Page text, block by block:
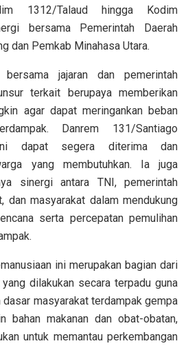
1312/Talaud hingga Kodim
bersama Pemerintah Daerah
dan Pemkab Minahasa Utara.
bersama jajaran dan pemerintah
terkait berupaya memberikan
agar dapat meringankan beban
Danrem 131/Santiago
dapat segera diterima dan
yang membutuhkan. Ia juga
sinergi antara TNI, pemerintah
dan masyarakat dalam mendukung
serta percepatan pemulihan
ini merupakan bagian dari
dilakukan secara terpadu guna
masyarakat terdampak gempa
bahan makanan dan obat-obatan,
untuk memantau perkembangan